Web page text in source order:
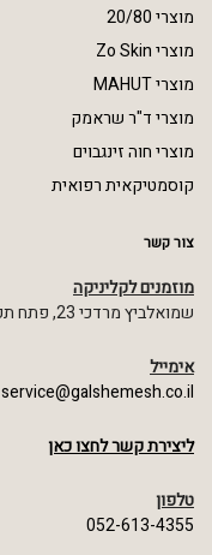
מוצרי 20/80
מוצרי Zo Skin
מוצרי MAHUT
מוצרי ד"ר שראמק
מוצרי חוה זינגבוים
קוסמטיקאית רפואית
צור קשר
מוזמנים לקליניקה
שמואלביץ מרדכי 23, פתח תקווה
אימייל
service@galshemesh.co.il
ליצירת קשר לחצו כאן
טלפון
052-613-4355